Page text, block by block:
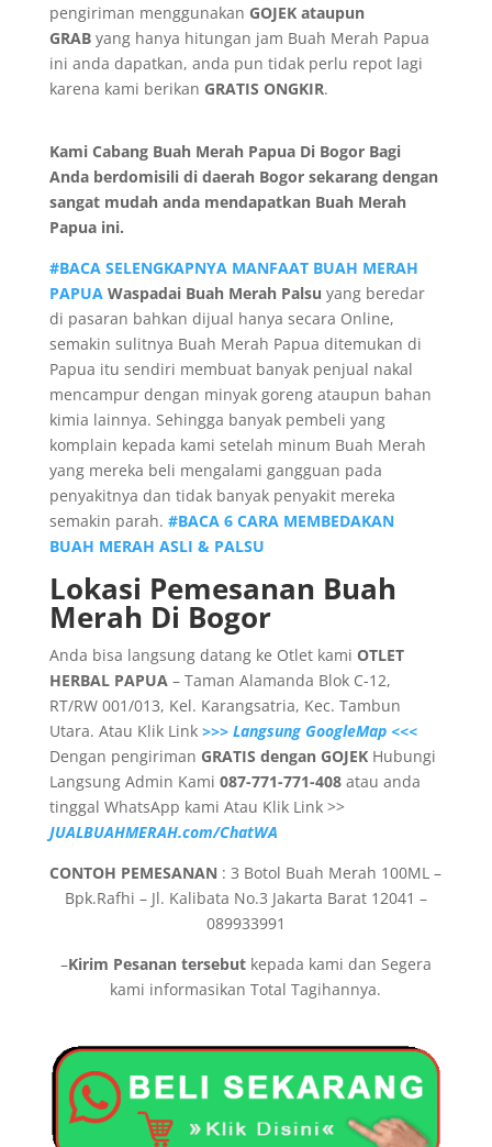
pengiriman menggunakan GOJEK ataupun
GRAByang hanya hitungan jam Buah Merah Papua
ini anda dapatkan, anda pun tidak perlu repot lagi
karena kami berikan GRATIS ONGKIR.
Kami Cabang Buah Merah Papua Di Bogor Bagi
Anda berdomisili di daerah Bogor sekarang dengan
sangat mudah anda mendapatkan Buah Merah
Papua ini.
#BACA SELENGKAPNYA MANFAAT BUAH MERAH
PAPUA Waspadai Buah Merah Palsu yang beredar
di pasaran bahkan dijual hanya secara Online,
semakin sulitnya Buah Merah Papua ditemukan di
Papua itu sendiri membuat banyak penjual nakal
mencampur dengan minyak goreng ataupun bahan
kimia lainnya. Sehingga banyak pembeli yang
komplain kepada kami setelah minum Buah Merah
yang mereka beli mengalami gangguan pada
penyakitnya dan tidak banyak penyakit mereka
semakin parah. #BACA 6 CARA MEMBEDAKAN
BUAH MERAH ASLI & PALSU
Lokasi Pemesanan Buah
Merah Di Bogor
Anda bisa langsung datang ke Otlet kami OTLET
HERBAL PAPUA– Taman Alamanda Blok C-12,
RT/RW 001/013, Kel. Karangsatria, Kec. Tambun
Utara. Atau Klik Link >>> Langsung GoogleMap <<<
Dengan pengiriman GRATIS dengan GOJEKHubungi
Langsung Admin Kami 087-771-771-408atau anda
tinggal WhatsApp kami Atau Klik Link >>
JUALBUAHMERAH.com/ChatWA
CONTOH PEMESANAN : 3 Botol Buah Merah 100ML –
Bpk.Rafhi – Jl. Kalibata No.3 Jakarta Barat 12041 –
089933991
–Kirim Pesanan tersebutkepada kami dan Segera
kami informasikan Total Tagihannya.